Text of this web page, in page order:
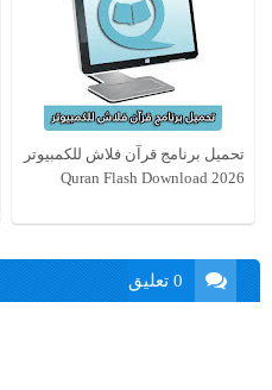
تحميل برنامج قرآن فلاش للكمبيوتر
Quran Flash Download 2026
0 تعليق